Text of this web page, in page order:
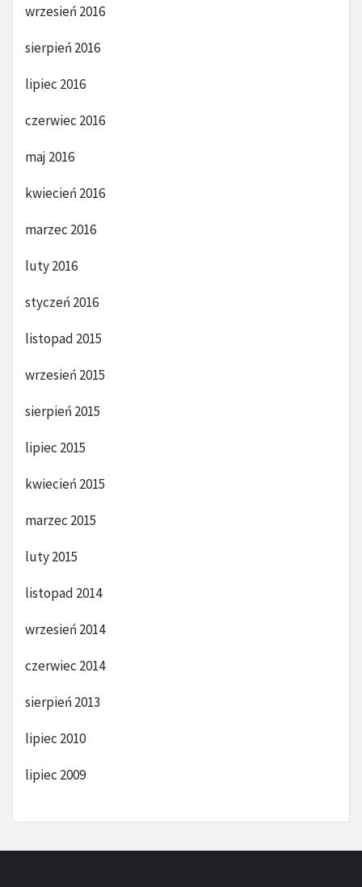
wrzesień 2016
sierpień 2016
lipiec 2016
czerwiec 2016
maj 2016
kwiecień 2016
marzec 2016
luty 2016
styczeń 2016
listopad 2015
wrzesień 2015
sierpień 2015
lipiec 2015
kwiecień 2015
marzec 2015
luty 2015
listopad 2014
wrzesień 2014
czerwiec 2014
sierpień 2013
lipiec 2010
lipiec 2009